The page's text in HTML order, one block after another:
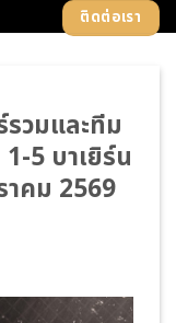
ติดต่อเรา
วมและทีม
5 บาเยิร์น
าคม 2569